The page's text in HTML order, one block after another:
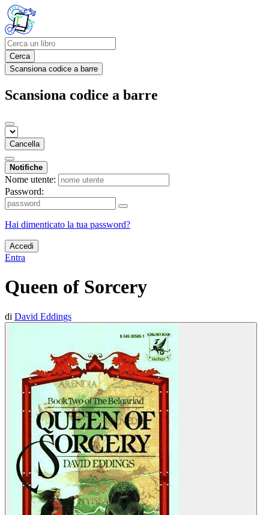
Cerca
Scansiona codice a barre
Scansiona codice a barre
Cancella
Notifiche
Nome utente:
Password:
Hai dimenticato la tua password?
Accedi
Entra
Queen of Sorcery
di David Eddings